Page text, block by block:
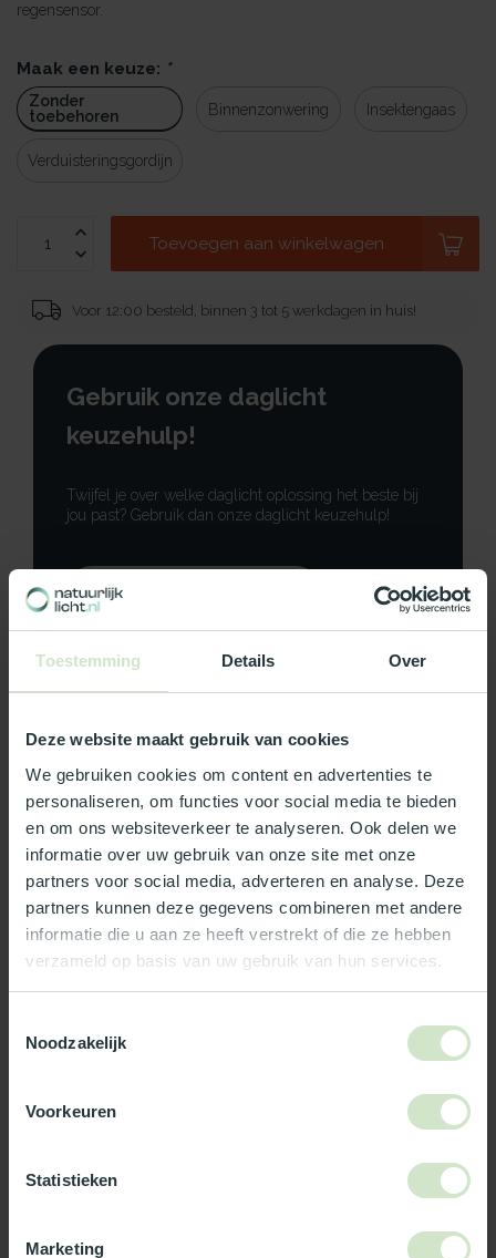
Toestemming Details Over
Deze website maakt gebruik van cookies
We gebruiken cookies om content en advertenties te
personaliseren, om functies voor social media te bieden
en om ons websiteverkeer te analyseren. Ook delen we
informatie over uw gebruik van onze site met onze
partners voor social media, adverteren en analyse. Deze
partners kunnen deze gegevens combineren met andere
informatie die u aan ze heeft verstrekt of die ze hebben
verzameld op basis van uw gebruik van hun services.
Noodzakelijk
Voorkeuren
Statistieken
Marketing
regensensor.
Maak een keuze: *
Zonder
toebehoren
Binnenzonwering Insektengaas
Verduisteringsgordijn
Toevoegen aan winkelwagen
Voor 12:00 besteld, binnen 3 tot 5 werkdagen in huis!
Gebruik onze daglicht
keuzehulp!
Twijfel je over welke daglicht oplossing het beste bij
jou past? Gebruik dan onze daglicht keuzehulp!
Gebruik onze keuzehulp
Productomschrijving
Reviews
Gratis bezorging in Nederland, m.u.v. de Waddeneilanden
3-5 werkdagen levertijd